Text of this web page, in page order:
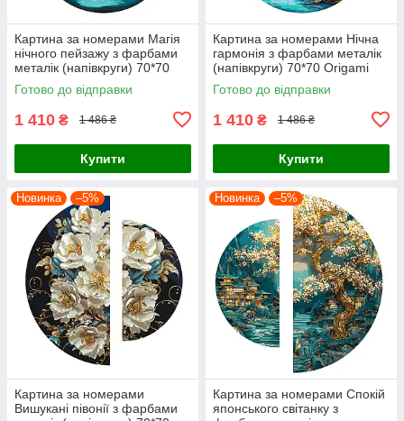
Картина за номерами Магія
нічного пейзажу з фарбами
металік (напівкруги) 70*70
Origami (OSR1006)
Готово до відправки
1 410 ₴ 1 486 ₴
Купити
Картина за номерами Нічна
гармонія з фарбами металік
(напівкруги) 70*70 Origami
(OSR1007)
Готово до відправки
1 410 ₴ 1 486 ₴
Купити
Новинка –5%
Картина за номерами
Вишукані півонії з фарбами
Новинка –5%
Картина за номерами Спокій
японського світанку з